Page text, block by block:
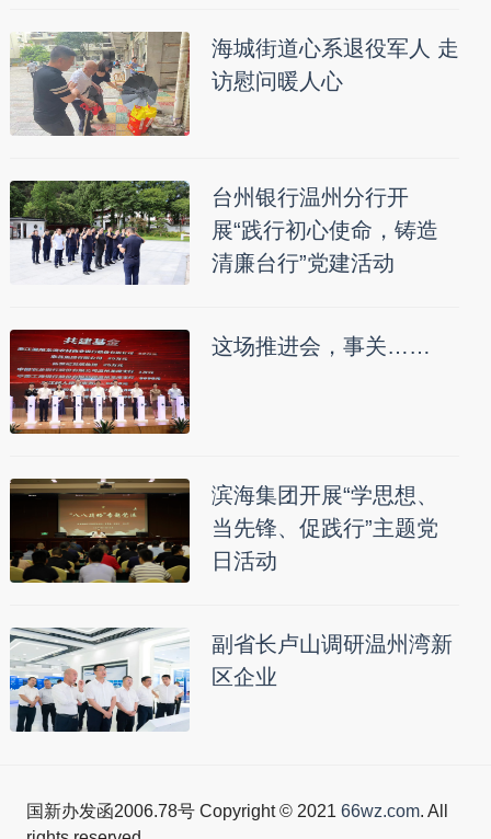
海城街道心系退役军人 走
访慰问暖人心
台州银行温州分行开
展“践行初心使命，铸造
清廉台行”党建活动
这场推进会，事关……
滨海集团开展“学思想、
当先锋、促践行”主题党
日活动
副省长卢山调研温州湾新
区企业
国新办发函2006.78号 Copyright © 2021 66wz.com. All